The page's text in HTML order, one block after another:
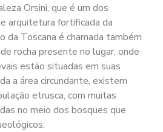
Orsini, que é um dos
arquitetura fortificada da
da Toscana é chamada também
rocha presente no lugar, onde
estão situadas em suas
a área circundante, existem
etrusca, com muitas
no meio dos bosques que